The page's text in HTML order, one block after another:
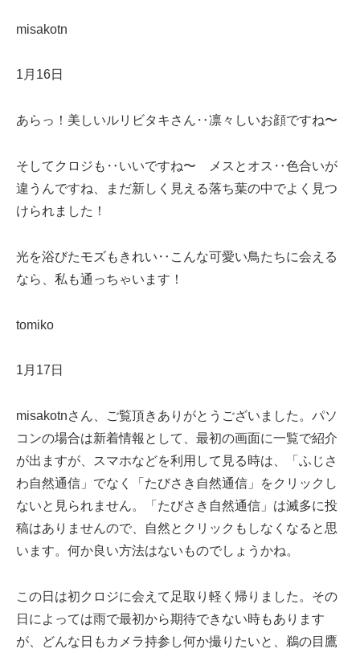
misakotn
1月16日
あらっ！美しいルリビタキさん‥凛々しいお顔ですね〜
そしてクロジも‥いいですね〜 メスとオス‥色合いが
違うんですね、まだ新しく見える落ち葉の中でよく見つ
けられました！
光を浴びたモズもきれい‥こんな可愛い鳥たちに会える
なら、私も通っちゃいます！
tomiko
1月17日
misakotnさん、ご覧頂きありがとうございました。パソ
コンの場合は新着情報として、最初の画面に一覧で紹介
が出ますが、スマホなどを利用して見る時は、「ふじさ
わ自然通信」でなく「たびさき自然通信」をクリックし
ないと見られません。「たびさき自然通信」は滅多に投
稿はありませんので、自然とクリックもしなくなると思
います。何か良い方法はないものでしょうかね。
この日は初クロジに会えて足取り軽く帰りました。その
日によっては雨で最初から期待できない時もあります
が、どんな日もカメラ持参し何か撮りたいと、鵜の目鷹